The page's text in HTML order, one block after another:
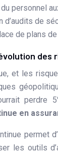
personnel
d’audits de
de plans
des
et les
perdre
en
permet
les outils